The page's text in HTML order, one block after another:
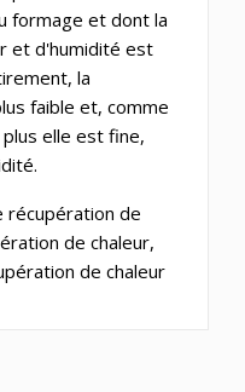
formage et dont la
et d'humidité est
la
faible et, comme
elle est fine,
récupération de
de chaleur,
de chaleur